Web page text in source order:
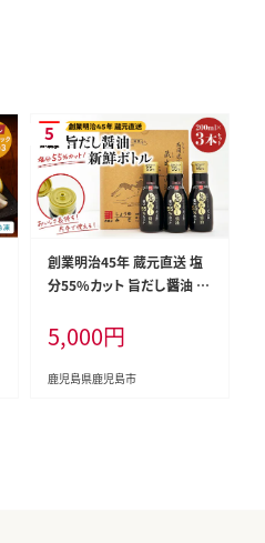
創業明治45年 蔵元直送 塩
分55%カット 旨だし醤油 新
24
5,000円
鹿児島県鹿児島市